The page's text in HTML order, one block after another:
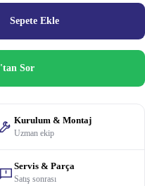
Sepete Ekle
Sor
Kurulum & Montaj
Uzman ekip
Servis & Parça
Satış sonrası